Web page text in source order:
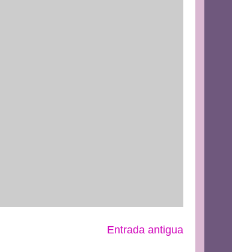
Entrada antigua